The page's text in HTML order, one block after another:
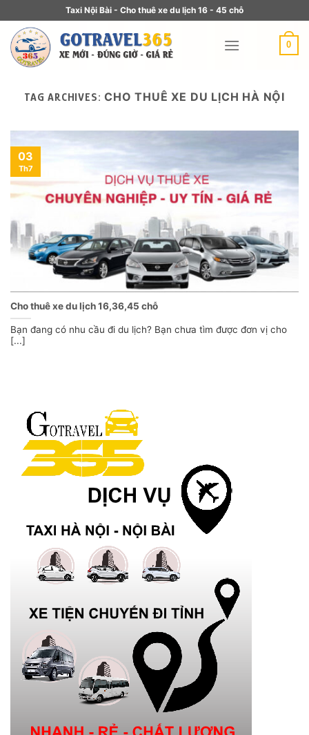
Taxi Nội Bài - Cho thuê xe du lịch 16 - 45 chỗ
0
TAG ARCHIVES:CHO THUÊ XE DU LỊCH HÀ NỘI
Cho thuê xe du lịch 16,36,45 chỗ
Bạn đang có nhu cầu đi du lịch? Bạn chưa tìm được đơn vị cho
[...]
03
Th7